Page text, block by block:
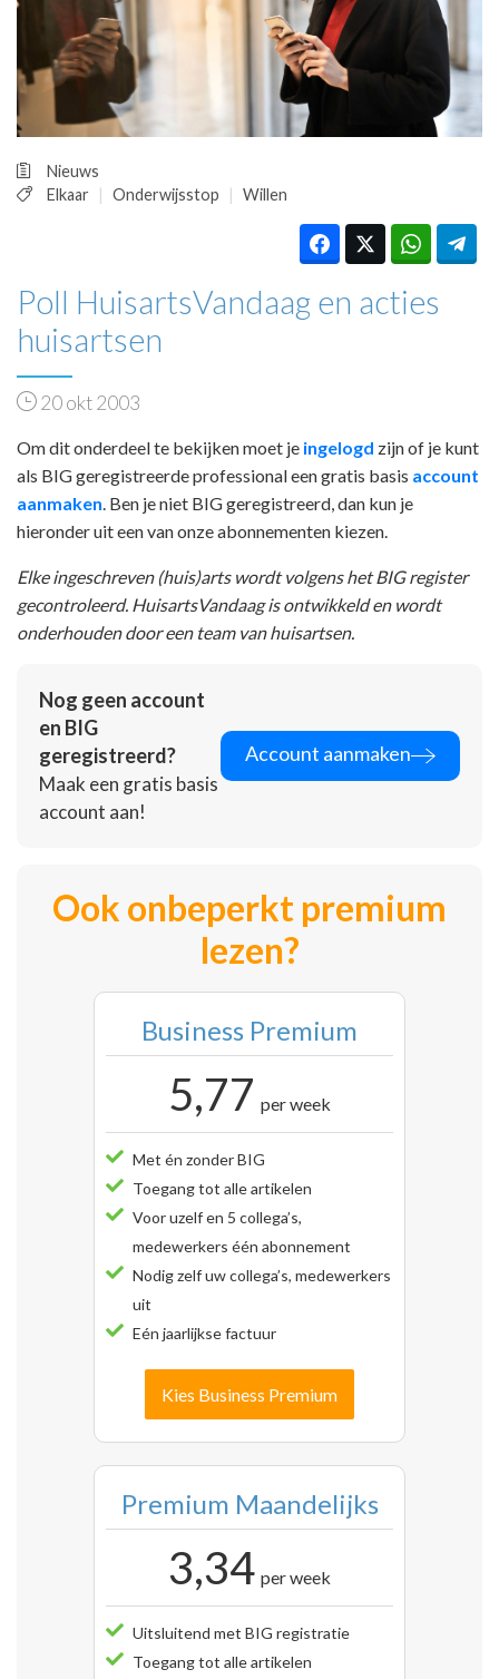
PRAKTIJKZAKEN
TARIEVEN
VPHUISARTSEN
MEDISCHE VAKHANDEL
REGISTRATIE
Nieuws
Elkaar
Onderwijsstop Willen
Poll HuisartsVandaag en acties
huisartsen
20 okt 2003
Om dit onderdeel te bekijken moet je ingelogd zijn of je kunt
als BIG geregistreerde professional een gratis basis account
aanmaken . Ben je niet BIG geregistreerd, dan kun je
hieronder uit een van onze abonnementen kiezen.
Elke ingeschreven (huis)arts wordt volgens het BIG register
gecontroleerd. HuisartsVandaag is ontwikkeld en wordt
onderhouden door een team van huisartsen.
Nog geen account
en BIG
geregistreerd?
Maak een gratis basis
account aan!
Account aanmaken
Ook onbeperkt premium
lezen?
Business Premium
5,77 per week
Met én zonder BIG
Toegang tot alle artikelen
Voor uzelf en 5 collega’s,
medewerkers één abonnement
Nodig zelf uw collega’s, medewerkers
uit
Eén jaarlijkse factuur
Kies Business Premium
Premium Maandelijks
3,34 per week
Uitsluitend met BIG registratie
Toegang tot alle artikelen